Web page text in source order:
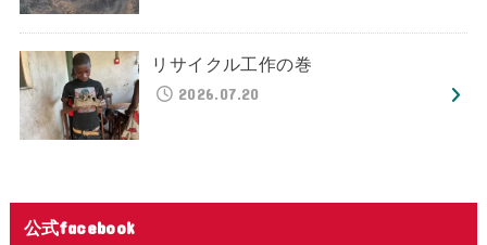
リサイクル工作の巻
2026.07.20
公式facebook